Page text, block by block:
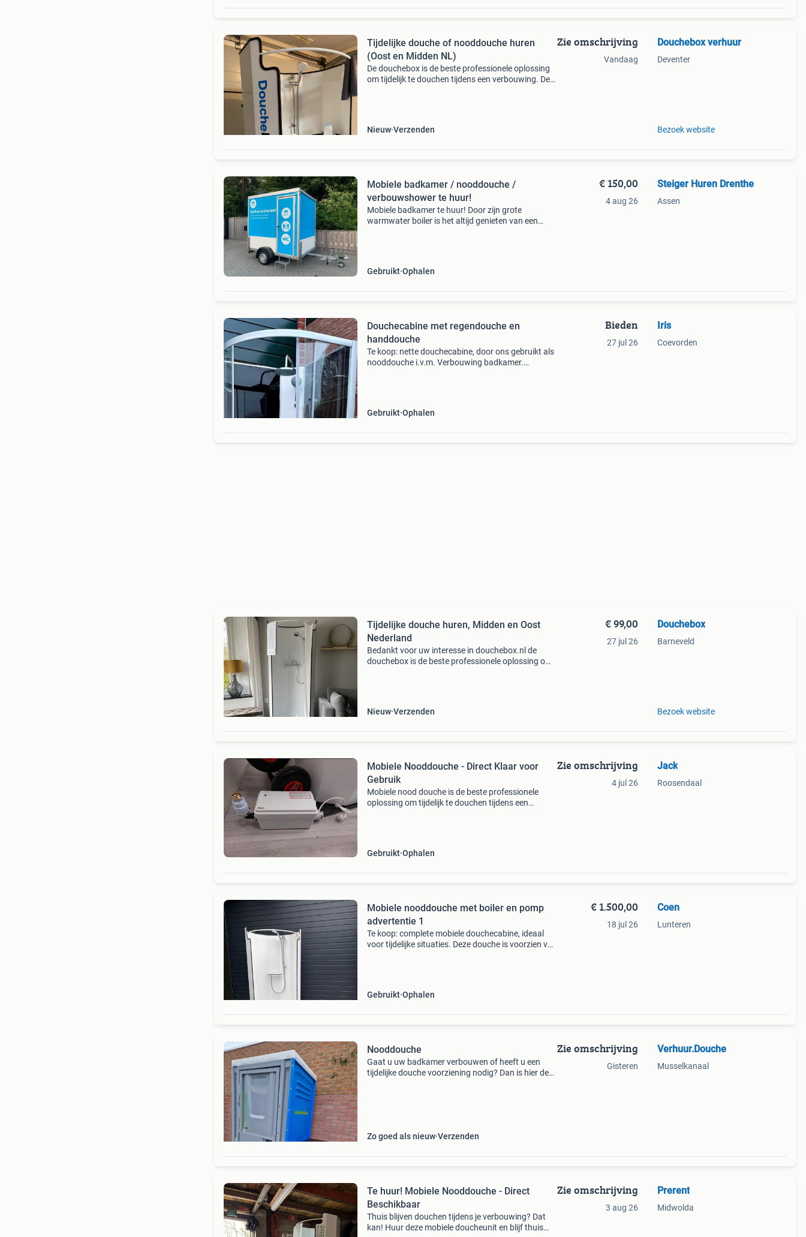
Tijdelijke douche of nooddouche huren
(Oost en Midden NL)
De douchebox is de beste professionele oplossing
om tijdelijk te douchen tijdens een verbouwing. De
Nieuw Verzenden
Zie omschrijving
Vandaag
Douchebox verhuur
Deventer
Bezoek website
Mobiele badkamer / nooddouche /
verbouwshower te huur!
Mobiele badkamer te huur! Door zijn grote
warmwater boiler is het altijd genieten van een
Gebruikt Ophalen
€ 150,00
4 aug 26
Steiger Huren Drenthe
Assen
Douchecabine met regendouche en
handdouche
Te koop: nette douchecabine, door ons gebruikt als
nooddouche i.v.m. Verbouwing badkamer.
Gebruikt Ophalen
Bieden
27 jul 26
Iris
Coevorden
Tijdelijke douche huren, Midden en Oost
Nederland
Bedankt voor uw interesse in douchebox.nl de
douchebox is de beste professionele oplossing om
Nieuw Verzenden
€ 99,00
27 jul 26
Douchebox
Barneveld
Bezoek website
Mobiele Nooddouche - Direct Klaar voor
Gebruik
Mobiele nood douche is de beste professionele
oplossing om tijdelijk te douchen tijdens een
Gebruikt Ophalen
Zie omschrijving
4 jul 26
Jack
Roosendaal
Mobiele nooddouche met boiler en pomp
advertentie 1
Te koop: complete mobiele douchecabine, ideaal
voor tijdelijke situaties. Deze douche is voorzien van
Gebruikt Ophalen
€ 1.500,00
18 jul 26
Coen
Lunteren
Nooddouche
Gaat u uw badkamer verbouwen of heeft u een
tijdelijke douche voorziening nodig? Dan is hier de
Zo goed als nieuw Verzenden
Zie omschrijving
Gisteren
Verhuur.Douche
Musselkanaal
Te huur! Mobiele Nooddouche - Direct
Beschikbaar
Thuis blijven douchen tijdens je verbouwing? Dat
kan! Huur deze mobiele doucheunit en blijf thuis
Zie omschrijving
3 aug 26
Prerent
Midwolda